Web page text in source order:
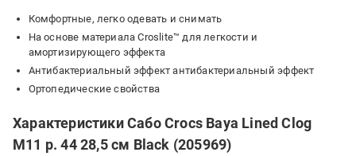
Комфортные, легко одевать и снимать
На основе материала Croslite™ для легкости и
амортизирующего эффекта
Антибактериальный эффект антибактериальный эффект
Ортопедические свойства
Характеристики Сабо Crocs Baya Lined Clog
M11 р. 44 28,5 см Black (205969)